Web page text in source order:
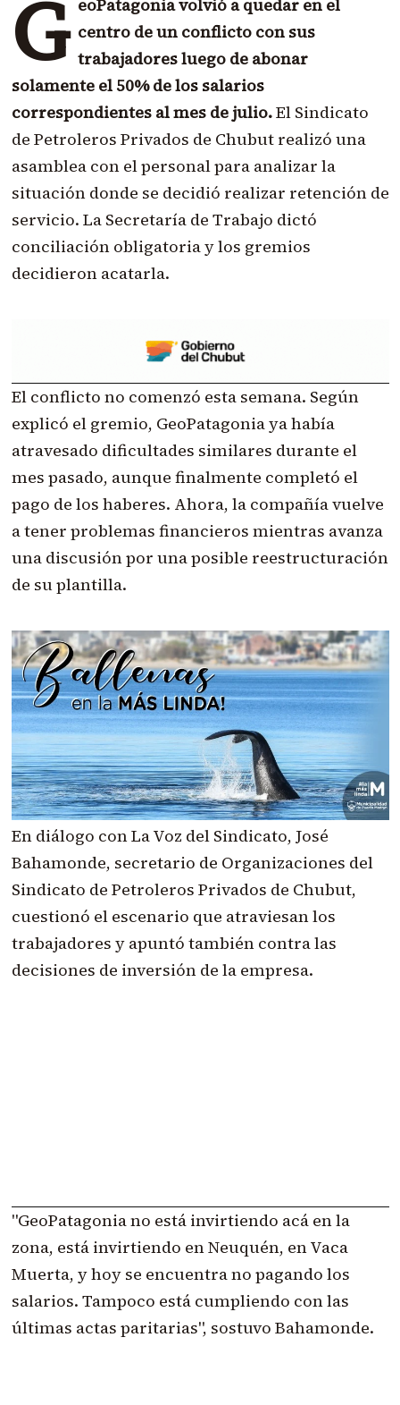
G eoPatagonia volvió a quedar en el
centro de un conflicto con sus
trabajadores luego de abonar
solamente el 50% de los salarios
correspondientes al mes de julio.El Sindicato
de Petroleros Privados de Chubut realizó una
asamblea con el personal para analizar la
situación donde se decidió realizar retención de
servicio. La Secretaría de Trabajo dictó
conciliación obligatoria y los gremios
decidieron acatarla.
El conflicto no comenzó esta semana. Según
explicó el gremio, GeoPatagonia ya había
atravesado dificultades similares durante el
mes pasado, aunque finalmente completó el
pago de los haberes. Ahora, la compañía vuelve
a tener problemas financieros mientras avanza
una discusión por una posible reestructuración
de su plantilla.
En diálogo con La Voz del Sindicato, José
Bahamonde, secretario de Organizaciones del
Sindicato de Petroleros Privados de Chubut,
cuestionó el escenario que atraviesan los
trabajadores y apuntó también contra las
decisiones de inversión de la empresa.
"GeoPatagonia no está invirtiendo acá en la
zona, está invirtiendo en Neuquén, en Vaca
Muerta, y hoy se encuentra no pagando los
salarios. Tampoco está cumpliendo con las
últimas actas paritarias", sostuvo Bahamonde.